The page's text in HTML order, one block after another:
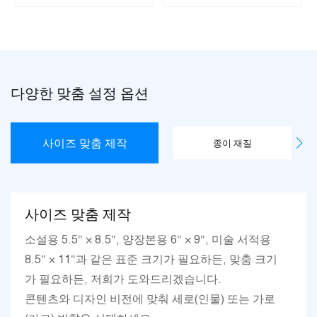
다양한 맞춤 설정 옵션
사이즈 맞춤 제작 종이 재질
사이즈 맞춤 제작
소설용 5.5" × 8.5", 양장본용 6" × 9", 미술 서적용
8.5" × 11"과 같은 표준 크기가 필요하든, 맞춤 크기
가 필요하든, 저희가 도와드리겠습니다.
콘텐츠와 디자인 비전에 맞춰 세로(인물) 또는 가로